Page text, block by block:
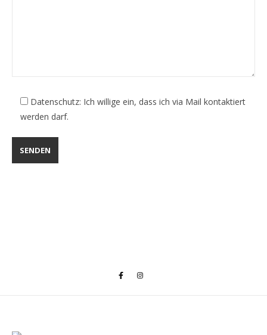
Datenschutz: Ich willige ein, dass ich via Mail kontaktiert
werden darf.